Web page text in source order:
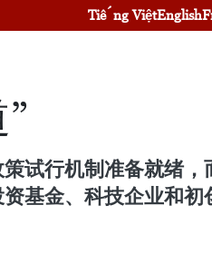
Tiếng ViệtEnglish
试行机制准备就绪，
基金、科技企业和初